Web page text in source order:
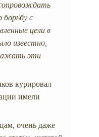
с
цели в
известно,
эти
курировал
имели
очень даже